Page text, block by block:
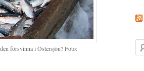
försvinna i Östersjön? Foto:
ö